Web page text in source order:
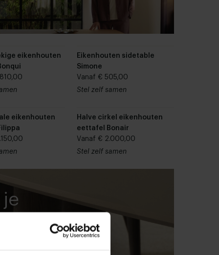
eikenhouten
Eikenhouten sidetable
Simone
Vanaf € 505,00
Stel zelf samen
eikenhouten
Halve cirkel eikenhouten
eettafel Bonair
Vanaf € 2.000,00
Stel zelf samen